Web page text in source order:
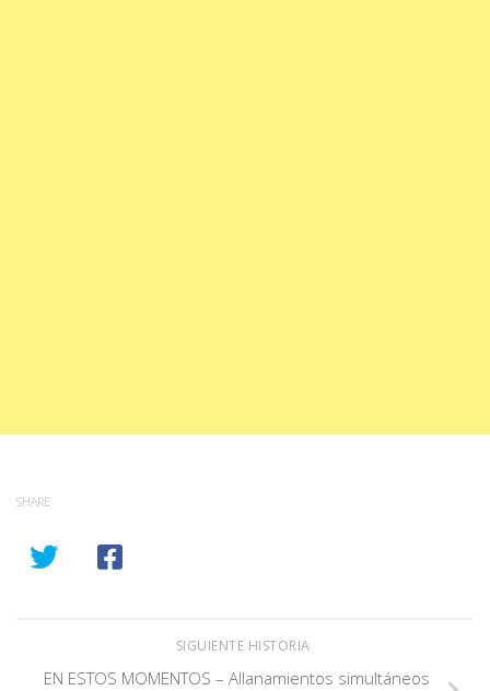
SHARE
SIGUIENTE HISTORIA
EN ESTOS MOMENTOS – Allanamientos simultáneos